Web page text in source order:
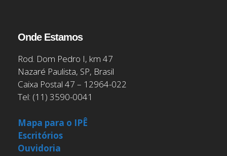
Onde Estamos
Rod. Dom Pedro I, km 47
Nazaré Paulista, SP, Brasil
Caixa Postal 47 – 12964-022
Tel: (11) 3590-0041
Mapa para o IPÊ
Escritórios
Ouvidoria